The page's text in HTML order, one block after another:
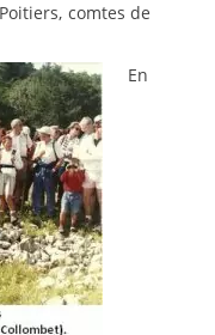
comtes de
En